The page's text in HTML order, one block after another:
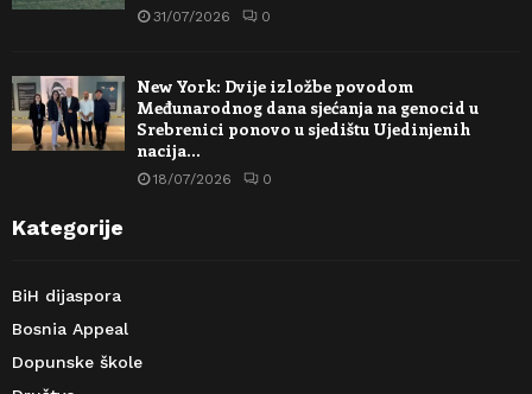
31/07/2026 0
New York: Dvije izložbe povodom
Međunarodnog dana sjećanja na genocid u
Srebrenici ponovo u sjedištu Ujedinjenih
nacija…
18/07/2026 0
Kategorije
BiH dijaspora
Bosnia Appeal
Dopunske škole